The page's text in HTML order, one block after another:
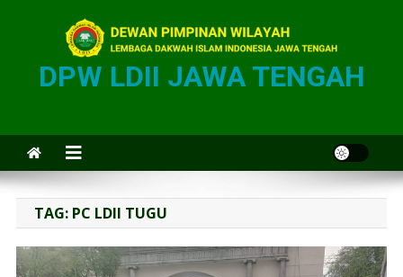
DPW LDII JAWA TENGAH
TAG: PC LDII TUGU